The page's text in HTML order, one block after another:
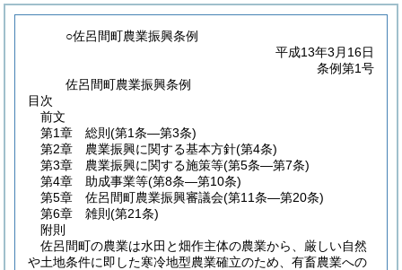
○佐呂間町農業振興条例
平成13年3月16日
条例第1号
佐呂間町農業振興条例
目次
前文
第1章
総則 (第1条―第3条)
第2章
農業振興に関する基本方針(第4条)
第3章
農業振興に関する施策等(第5条―第7条)
第4章
助成事業等(第8条―第10条)
第5章
佐呂間町農業振興審議会(第11条―第20条)
第6章
雑則 (第21条)
附則
佐呂間町の農業は水田と畑作主体の農業から、厳しい自然
や土地条件に即した寒冷地型農業確立のため、有畜農業への